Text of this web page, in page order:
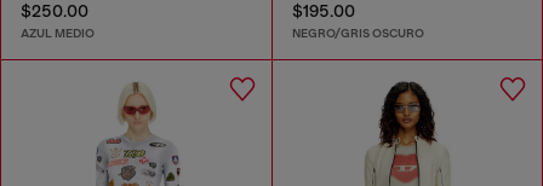
$250.00
AZUL MEDIO
$195.00
NEGRO/GRIS OSCURO